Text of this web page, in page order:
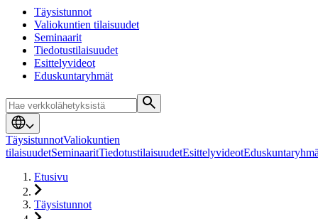
Täysistunnot
Valiokuntien tilaisuudet
Seminaarit
Tiedotustilaisuudet
Esittelyvideot
Eduskuntaryhmät
TäysistunnotValiokuntien
tilaisuudetSeminaaritTiedotustilaisuudetEsittelyvideot
Etusivu
Täysistunnot